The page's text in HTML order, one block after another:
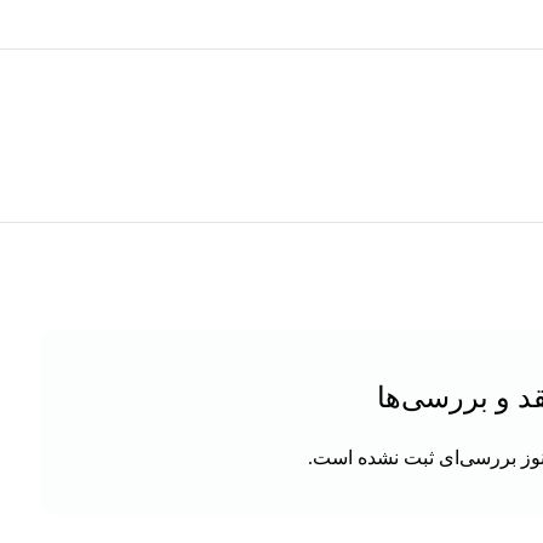
و بررسی‌ها
بررسی‌ای ثبت نشده است.